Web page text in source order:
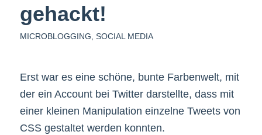
gehackt!
MICROBLOGGING, SOCIAL MEDIA
Erst war es eine schöne, bunte Farbenwelt, mit
der ein Account bei Twitter darstellte, dass mit
einer kleinen Manipulation einzelne Tweets von
CSS gestaltet werden konnten.